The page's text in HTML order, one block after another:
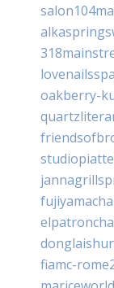
oakberry-
fiamc-